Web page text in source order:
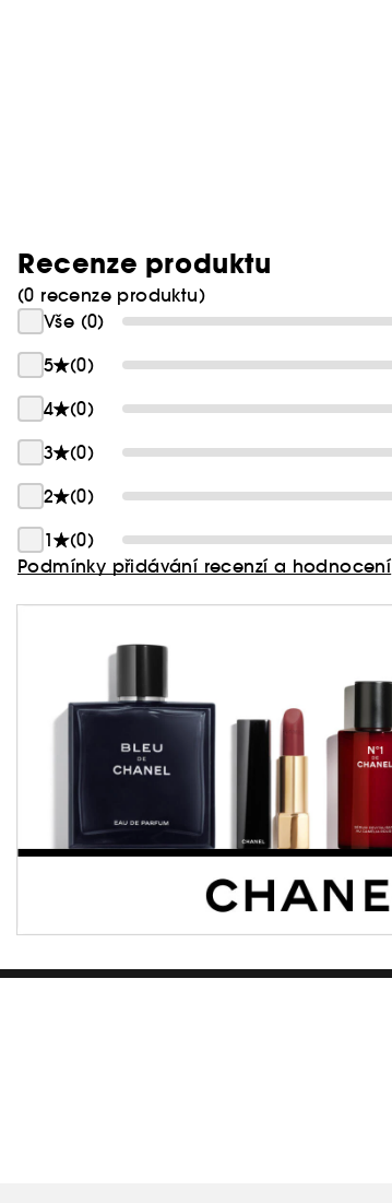
Recenze produktu
(0 recenze produktu)
Vše (0)
5
(0)
4
(0)
3
(0)
2
(0)
1
(0)
Podmínky přidávání recenzí a hodnocení